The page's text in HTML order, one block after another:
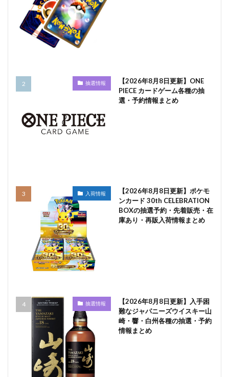
抽選情報
【2026年8月8日更新】ONE
PIECE カードゲーム各種の抽
選・予約情報まとめ
入荷情報
【2026年8月8日更新】ポケモ
ンカード 30th CELEBRATION
BOXの抽選予約・先着販売・在
庫あり・再販入荷情報まとめ
抽選情報
【2026年8月8日更新】入手困
難なジャパニーズウイスキー山
崎・響・白州各種の抽選・予約
情報まとめ